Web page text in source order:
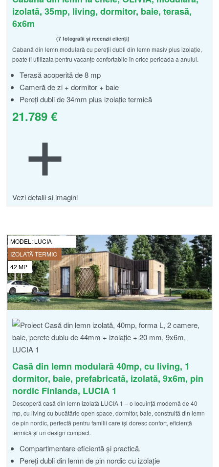
izolată, 35mp, living, dormitor, baie, terasă,
6x6m
Evaluat la5.00din 5
7 fotografii și recenzii clienți
Cabană din lemn modulară cu pereții dubli din lemn masiv plus izolație,
poate fi utilizata pentru vacanțe confortabile în orice perioada a anului.
Terasă acoperită de 8 mp
Cameră de zi + dormitor + baie
Pereți dubli de 34mm plus izolație termică
21.789 €
Vezi detalii si imagini
MODEL: LUCIA
IZOLATĂ TERMIC
42 MP
Casă din lemn modulară 40mp, cu living, 1
dormitor, baie, prefabricată, izolată, 9x6m, pin
nordic Finlanda, LUCIA 1
Descoperă casă din lemn izolată LUCIA 1 – o locuință modernă de 40
mp, cu living cu bucătărie open space, dormitor, baie, construită din lemn
de pin nordic, perfectă pentru familii care își doresc confort, eficiență
termică și un design compact.
Compartimentare eficientă și practică.
Pereți dubli din lemn de pin nordic cu izolație